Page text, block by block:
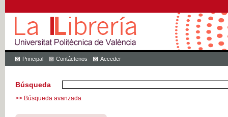
Principal Contáctenos Acceder
Búsqueda
>> Búsqueda avanzada